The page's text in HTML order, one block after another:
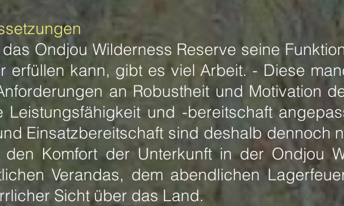
Ondjou Wilderness Reserve seine
erfüllen kann, gibt es viel Arbeit. - Diese
an Robustheit und Motivation
Leistungsfähigkeit und -bereitschaft
Einsatzbereitschaft sind deshalb dennoch
Komfort der Unterkunft in der Ondjou
Verandas, dem abendlichen
Sicht über das Land.